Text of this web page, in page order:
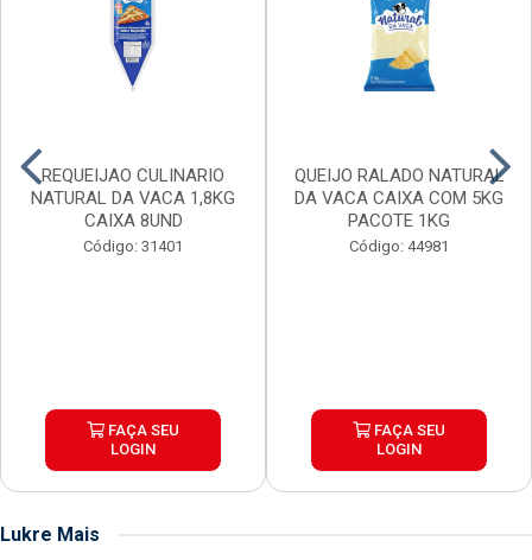
REQUEIJAO CULINARIO
NATURAL DA VACA 1,8KG
CAIXA 8UND
Código: 31401
FAÇA SEU
LOGIN
QUEIJO RALADO NATURAL
DA VACA CAIXA COM 5KG
PACOTE 1KG
Código: 44981
FAÇA SEU
LOGIN
Lukre Mais